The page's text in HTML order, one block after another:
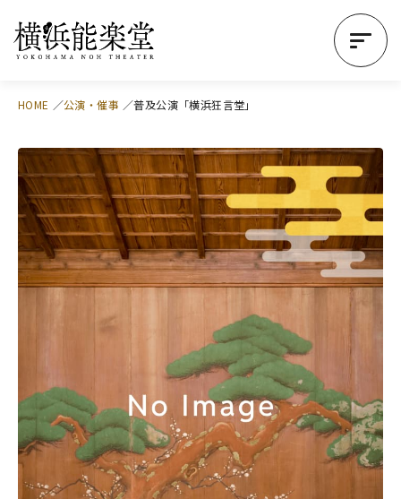
HOME 公演・催事 普及公演「横浜狂言堂」